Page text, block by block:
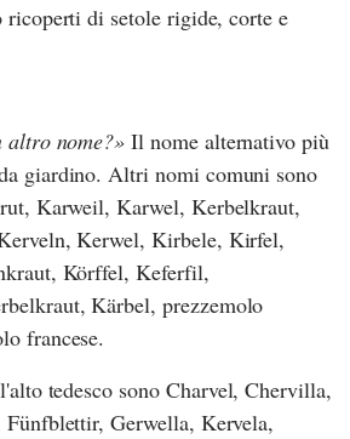
ricoperti di setole rigide, corte e
altro nome? Il nome alternativo più
giardino. Altri nomi comuni sono
Karweil, Karwel, Kerbelkraut,
Kerwel, Kirbele, Kirfel,
Körffel, Keferfil,
Kärbel, prezzemolo
francese.
tedesco sono Charvel, Chervilla,
Gerwella, Kervela,